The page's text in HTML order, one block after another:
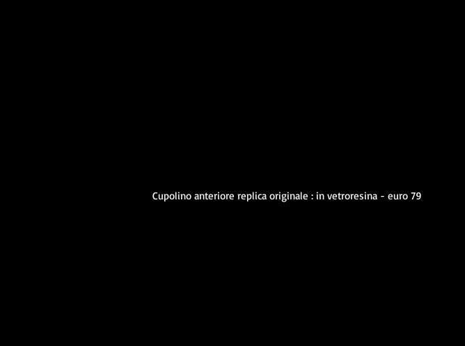
Cupolino anteriore replica originale : in vetroresina - euro 79